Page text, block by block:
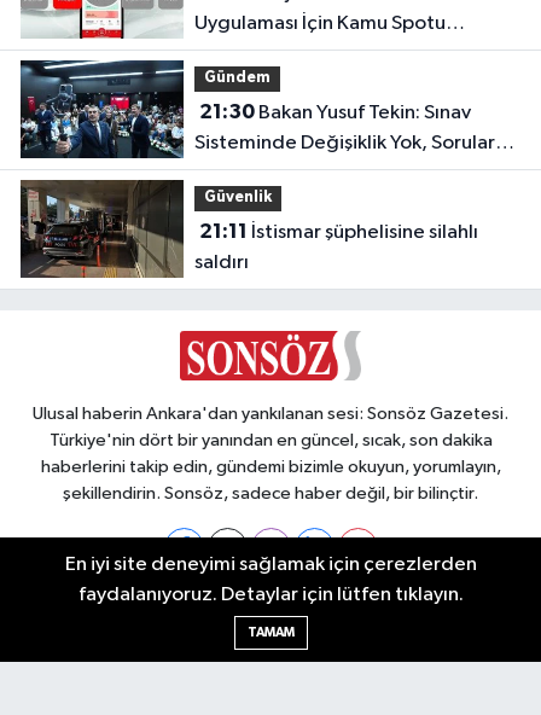
Uygulaması İçin Kamu Spotu
Yayında!
Gündem
21:30Bakan Yusuf Tekin: Sınav
Sisteminde Değişiklik Yok, Sorular
Yeni Müfredata Uygun Olacak
Güvenlik
21:11
saldırı
Ulusal haberin Ankara'dan yankılanan sesi: Sonsöz Gazetesi.
Türkiye'nin dört bir yanından en güncel, sıcak, son dakika
haberlerini takip edin, gündemi bizimle okuyun, yorumlayın,
şekillendirin. Sonsöz, sadece haber değil, bir bilinçtir.
Ankara Nöbetçi Eczaneler
En iyi site deneyimi sağlamak için çerezlerden
faydalanıyoruz. Detaylar için lütfen tıklayın.
TAMAM